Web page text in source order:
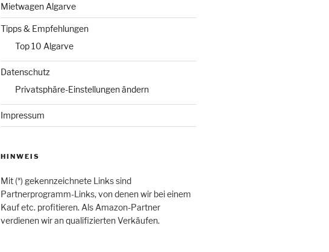
Mietwagen Algarve
Tipps & Empfehlungen
Top 10 Algarve
Datenschutz
Privatsphäre-Einstellungen ändern
Impressum
HINWEIS
Mit (*) gekennzeichnete Links sind
Partnerprogramm-Links, von denen wir bei einem
Kauf etc. profitieren. Als Amazon-Partner
verdienen wir an qualifizierten Verkäufen.